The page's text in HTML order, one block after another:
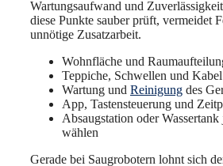
Wartungsaufwand und
diese Punkte sauber prüft, vermeidet
unnötige Zusatzarbeit.
Wohnfläche und
Teppiche, Schwellen und
Wartung und Reinigung des
App, Tastensteuerung und
Absaugstation oder
wählen
Gerade bei Saugrobotern lohnt sich